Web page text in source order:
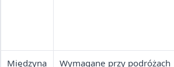
Międzyna Wymagane przy podróżach